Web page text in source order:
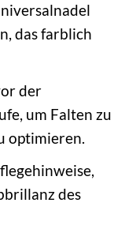
das farblich
der
um Falten zu
optimieren.
des